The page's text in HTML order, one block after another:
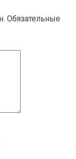
Обязательные